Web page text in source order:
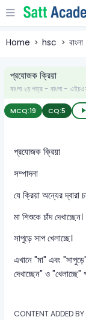
Home hsc বাংলা
প্রযোজক ক্রিয়া
বাংলা ২য় পত্র - বাংলা -
MCQ:19 CQ:5
প্রযোজক ক্রিয়া
সম্পাদনা
যে ক্রিয়া অন্যের
মা শিশুকে চাঁদ দেখাচ্ছেন।
সাপুড়ে সাপ খেলাচ্ছে।
এখানে "মা" এবং
দেখাচ্ছেন" ও
CONTENT ADDED BY